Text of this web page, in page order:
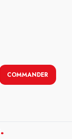
COMMANDER
.